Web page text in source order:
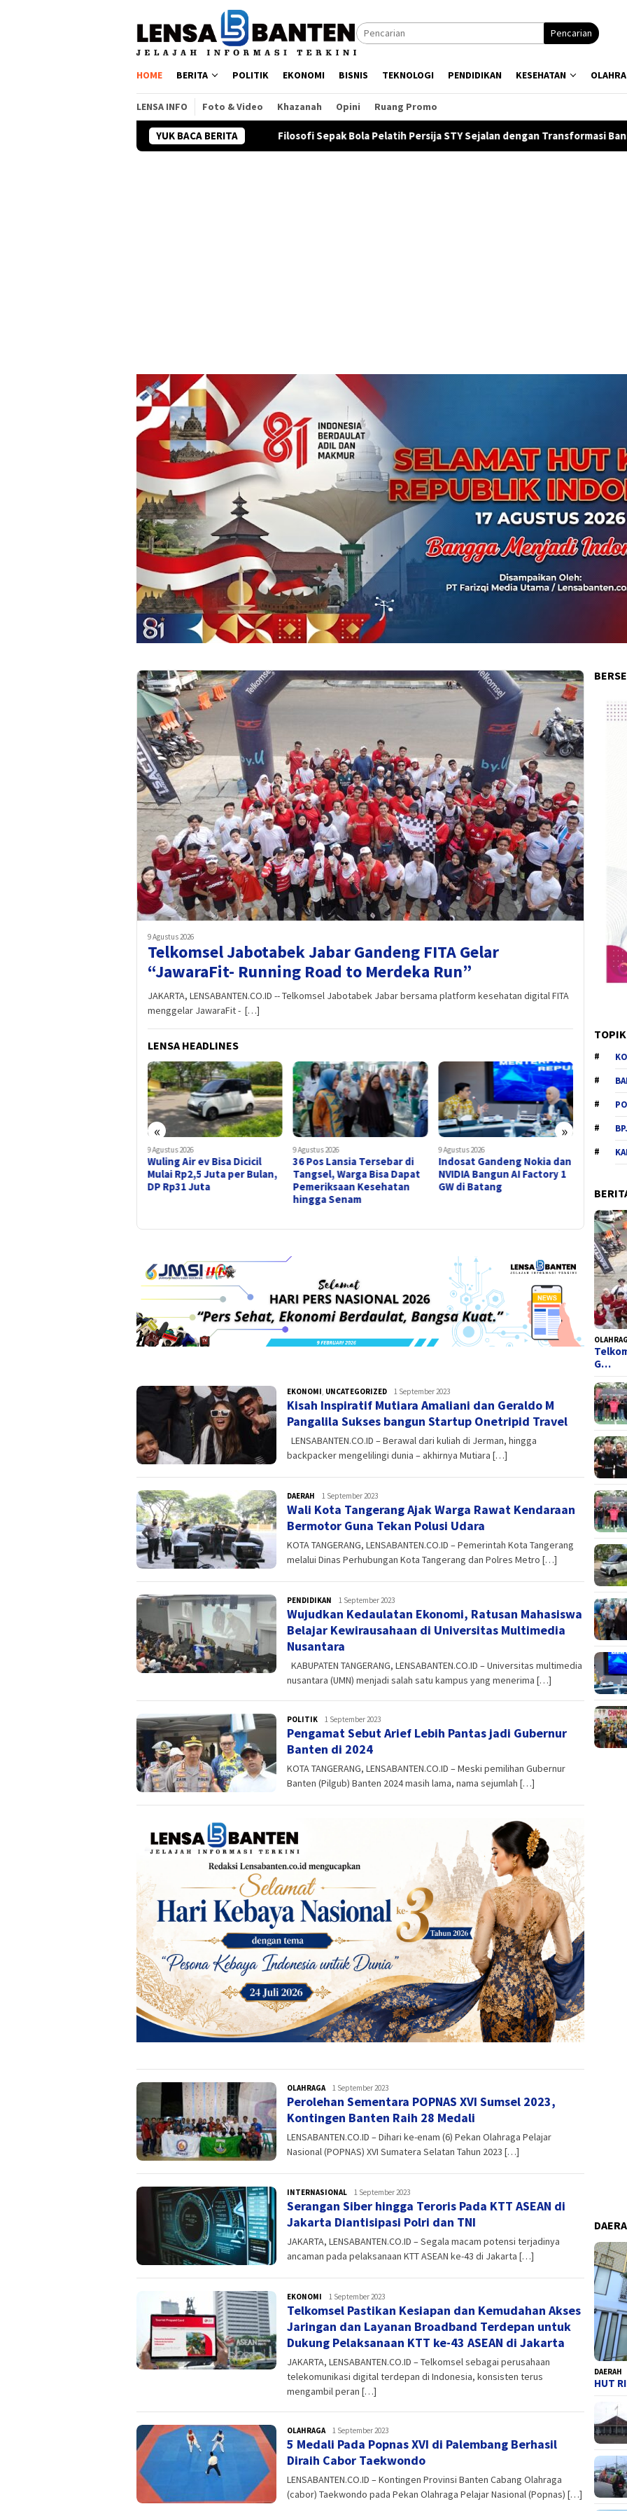
Pencarian
HOME BERITA POLITIK EKONOMI BISNIS TEKNOLOGI PENDIDIKAN KESEHATAN
LENSA INFO Foto & Video Khazanah Opini Ruang Promo
YUK BACA BERITA
Filosofi Sepak Bola Pelatih Persija STY Sejalan dengan Transformasi Bank Jakarta Bank
9 Agustus 2026
Telkomsel Jabotabek Jabar Gandeng FITA Gelar
“JawaraFit- Running Road to Merdeka Run”
JAKARTA, LENSABANTEN.CO.ID -- Telkomsel Jabotabek Jabar bersama platform kesehatan digital FITA
menggelar JawaraFit - […]
LENSA HEADLINES
« »
9 Agustus 2026
36 Pos Lansia Tersebar di
Tangsel, Warga Bisa Dapat
Pemeriksaan Kesehatan
9 Agustus 2026
Indosat Gandeng Nokia dan
NVIDIA Bangun AI Factory 1
GW di Batang
9 Agustus 2026
Turnamen Badminton
Antar-Kelurahan Cipondoh
Berakhir, Kelurahan
9 Agustus
Juara di
Jakarta
LENSA
EKONOMI, UNCATEGORIZED admin
1 September 2023
Kisah Inspiratif Mutiara Amaliani dan Geraldo M
Pangalila Sukses bangun Startup Onetripid Travel
LENSABANTEN.CO.ID – Berawal dari kuliah di Jerman, hingga
backpacker mengelilingi dunia – akhirnya Mutiara […]
DAERAH admin
1 September 2023
Wali Kota Tangerang Ajak Warga Rawat Kendaraan
Bermotor Guna Tekan Polusi Udara
KOTA TANGERANG, LENSABANTEN.CO.ID – Pemerintah Kota Tangerang
melalui Dinas Perhubungan Kota Tangerang dan Polres Metro […]
PENDIDIKAN admin
1 September 2023
Wujudkan Kedaulatan Ekonomi, Ratusan Mahasiswa
Belajar Kewirausahaan di Universitas Multimedia
Nusantara
KABUPATEN TANGERANG, LENSABANTEN.CO.ID – Universitas multimedia
nusantara (UMN) menjadi salah satu kampus yang menerima […]
POLITIK admin
1 September 2023
Pengamat Sebut Arief Lebih Pantas jadi Gubernur
Banten di 2024
KOTA TANGERANG, LENSABANTEN.CO.ID – Meski pemilihan Gubernur
Banten (Pilgub) Banten 2024 masih lama, nama sejumlah […]
OLAHRAGAadmin
1 September 2023
Perolehan Sementara POPNAS XVI Sumsel 2023,
Kontingen Banten Raih 28 Medali
LENSABANTEN.CO.ID – Dihari ke-enam (6) Pekan Olahraga Pelajar
Nasional (POPNAS) XVI Sumatera Selatan Tahun 2023 […]
INTERNASIONAL admin
1 September 2023
Serangan Siber hingga Teroris Pada KTT ASEAN di
Jakarta Diantisipasi Polri dan TNI
JAKARTA, LENSABANTEN.CO.ID – Segala macam potensi terjadinya
ancaman pada pelaksanaan KTT ASEAN ke-43 di Jakarta […]
EKONOMI admin
1 September 2023
Telkomsel Pastikan Kesiapan dan Kemudahan Akses
Jaringan dan Layanan Broadband Terdepan untuk
Dukung Pelaksanaan KTT ke-43 ASEAN di Jakarta
JAKARTA, LENSABANTEN.CO.ID – Telkomsel sebagai perusahaan
telekomunikasi digital terdepan di Indonesia, konsisten terus
mengambil peran […]
OLAHRAGAadmin
1 September 2023
5 Medali Pada Popnas XVI di Palembang Berhasil
Diraih Cabor Taekwondo
LENSABANTEN.CO.ID – Kontingen Provinsi Banten Cabang Olahraga
(cabor) Taekwondo pada Pekan Olahraga Pelajar Nasional (Popnas) […]
G…
DAERAH
HUT